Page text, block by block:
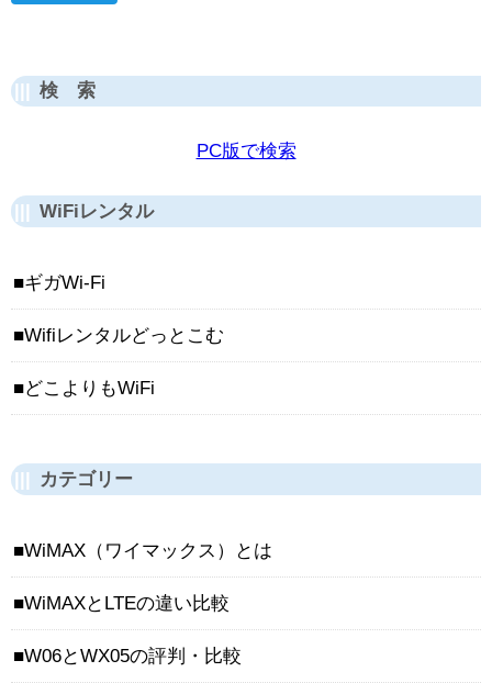
検 索
PC版で検索
WiFiレンタル
ギガWi-Fi
Wifiレンタルどっとこむ
どこよりもWiFi
カテゴリー
WiMAX（ワイマックス）とは
WiMAXとLTEの違い比較
W06とWX05の評判・比較